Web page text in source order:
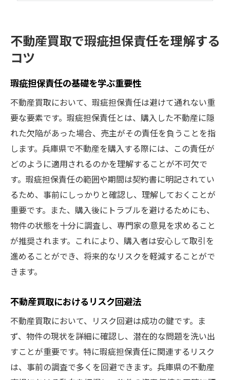
兵庫県での不動産買取を成功させる方法
信頼できる業者選びのポイント
契約前に確認すべき重要書類
瑕疵担保責任の理解が重要
トラブルを未然に防ぐ対策
購入後のアフターサポート活用法
瑕疵担保責任を知り安心の不動産買取
瑕疵担保責任の法律的背景を知る
契約内容の詳細をしっかり確認
兵庫県での取引事例から学ぶ
不動産買取で注意すべきポイント
専門家による無料相談の活用
不動産買取時の法的義務を知る
兵庫県特有の取引慣習を理解
安心して取引を進めるために
不動産買取で瑕疵担保責任を理解する
コツ
瑕疵担保責任の基礎を学ぶ重要性
不動産買取において、瑕疵担保責任は避けて通れない重
要な要素です。瑕疵担保責任とは、購入した不動産に隠
れた欠陥があった場合、売主がその責任を負うことを指
します。兵庫県で不動産を購入する際には、この責任が
どのように適用されるのかを理解することが不可欠で
す。瑕疵担保責任の範囲や期間は契約書に明記されてい
るため、事前にしっかりと確認し、理解しておくことが
重要です。また、購入後にトラブルを避けるためにも、
物件の状態を十分に調査し、専門家の意見を求めること
が推奨されます。これにより、購入者は安心して取引を
進めることができ、将来的なリスクを軽減することがで
きます。
不動産買取におけるリスク回避法
不動産買取において、リスク回避は成功の鍵です。ま
ず、物件の現状を詳細に確認し、潜在的な問題を洗い出
すことが重要です。特に瑕疵担保責任に関連するリスク
は、事前の調査で多くを回避できます。兵庫県の不動産